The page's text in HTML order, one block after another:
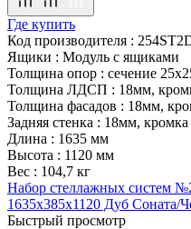
Где купить
Код производителя :
Ящики : Модуль с ящиками
Толщина опор : сечение
Толщина ЛДСП : 18мм,
Толщина фасадов : 18мм,
Задняя стенка : 18мм,
Длина : 1635 мм
Высота : 1120 мм
Вес : 104,7 кг
Набор стеллажных систем
1635x385x1120 Дуб Соната/
Быстрый просмотр